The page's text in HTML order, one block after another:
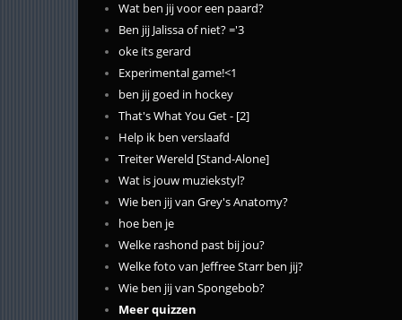
Wat ben jij voor een paard?
Ben jij Jalissa of niet? ='3
oke its gerard
Experimental game!<1
ben jij goed in hockey
That's What You Get - [2]
Help ik ben verslaafd
Treiter Wereld [Stand-Alone]
Wat is jouw muziekstyl?
Wie ben jij van Grey's Anatomy?
hoe ben je
Welke rashond past bij jou?
Welke foto van Jeffree Starr ben jij?
Wie ben jij van Spongebob?
Meer quizzen